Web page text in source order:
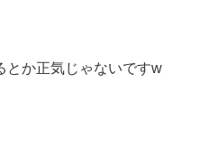
とか正気じゃないですw